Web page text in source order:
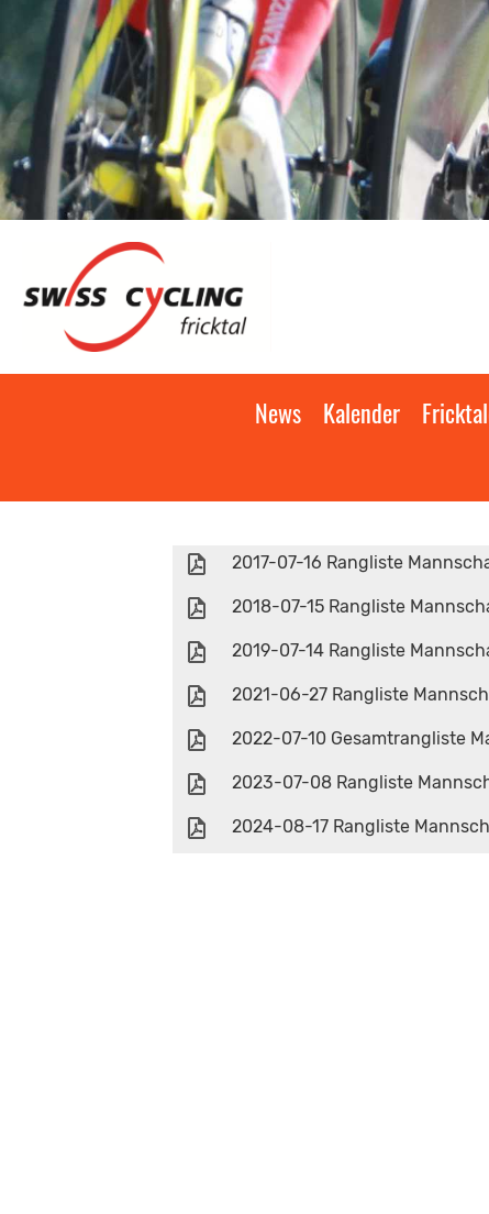
News Kalender
2017-07-16 Rangliste
2018-07-15 Rangliste
2019-07-14 Rangliste
2021-06-27 Rangliste
2022-07-10 Gesamtrangliste
2023-07-08 Rangliste
2024-08-17 Rangliste